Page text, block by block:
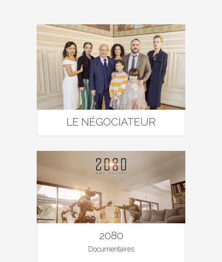
LE NÉGOCIATEUR
2080
Documentaires